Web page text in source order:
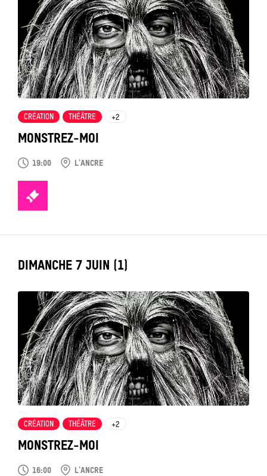
MONSTREZ-MOI
CRÉATION THÉÂTRE +2
19:00 L'ANCRE
TICKETS
voir
LABEL_DATE
DIMANCHE 7 JUIN (1)
MONSTREZ-MOI
CRÉATION THÉÂTRE +2
16:00 L'ANCRE
Tout
voir